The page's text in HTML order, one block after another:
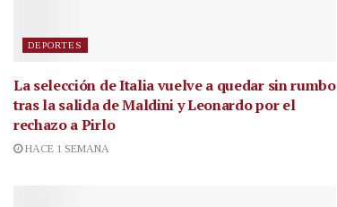
DEPORTES
La selección de Italia vuelve a quedar sin rumbo
tras la salida de Maldini y Leonardo por el
rechazo a Pirlo
HACE 1 SEMANA